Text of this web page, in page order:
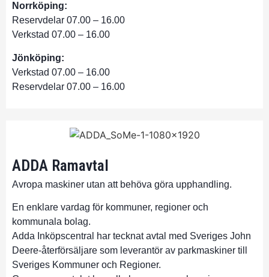
Norrköping:
Reservdelar 07.00 – 16.00
Verkstad 07.00 – 16.00
Jönköping:
Verkstad 07.00 – 16.00
Reservdelar 07.00 – 16.00
ADDA Ramavtal
Avropa maskiner utan att behöva göra upphandling.
En enklare vardag för kommuner, regioner och
kommunala bolag.
Adda Inköpscentral har tecknat avtal med Sveriges John
Deere-återförsäljare som leverantör av parkmaskiner till
Sveriges Kommuner och Regioner.